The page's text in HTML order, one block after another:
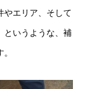
やエリア、そして
いうような、補